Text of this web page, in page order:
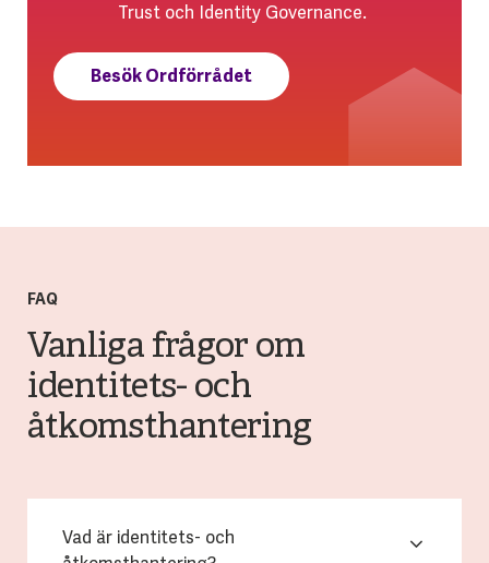
Trust och Identity Governance.
Besök Ordförrådet
FAQ
Vanliga frågor om
identitets- och
åtkomsthantering
Vad är identitets- och